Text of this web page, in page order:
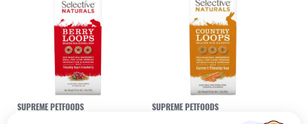
SUPREME PETFOODS SUPREME PETFOODS